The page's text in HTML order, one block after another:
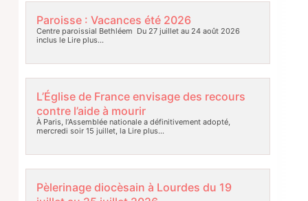
Paroisse : Vacances été 2026
Centre paroissial Bethléem Du 27 juillet au 24 août 2026
inclus leLire plus…
L’Église de France envisage des recours
contre l’aide à mourir
À Paris, l’Assemblée nationale a définitivement adopté,
mercredi soir 15 juillet, laLire plus…
Pèlerinage diocèsain à Lourdes du 19